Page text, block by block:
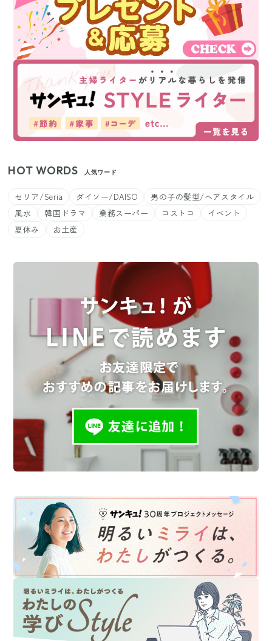
HOT WORDS 人気ワード
セリア/Seria ダイソー/DAISO
男の子の髪型/ヘアスタイル
風水
韓国ドラマ 業務スーパー コストコ
イベント
夏休み
お土産